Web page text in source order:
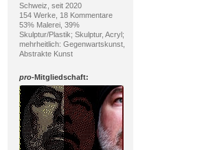
Schweiz, seit 2020
154 Werke, 18 Kommentare
53% Malerei, 39%
Skulptur/Plastik; Skulptur, Acryl;
mehrheitlich: Gegenwartskunst,
Abstrakte Kunst
pro-Mitgliedschaft: